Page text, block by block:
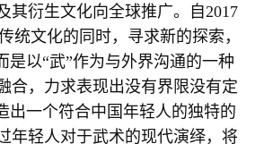
其衍生文化向全球推广。自2017
统文化的同时，寻求新的探索，
是以“武”作为与外界沟通的一种
合，力求表现出没有界限没有定
出一个符合中国年轻人的独特的
年轻人对于武术的现代演绎，将